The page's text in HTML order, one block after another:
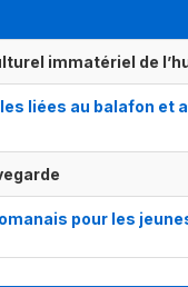
immatériel de
liées au balafon et
pour les